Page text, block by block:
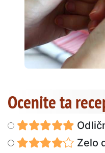
Ocenite ta
Zelo